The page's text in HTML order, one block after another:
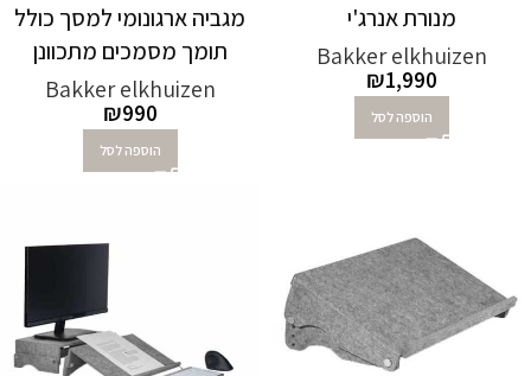
מנורת אנרג'י
Bakker elkhuizen
₪1,990
הוספה לסל
מגביה ארגונומי למסך כולל
תומך מסמכים מתכוונן
Bakker elkhuizen
₪990
הוספה לסל